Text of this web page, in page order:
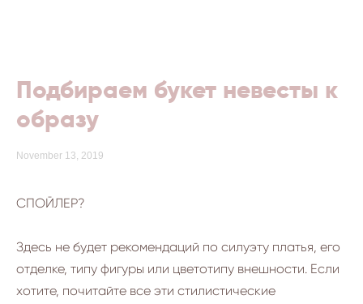
November 13, 2019
Подбираем букет невесты к
образу
СПОЙЛЕР?
Здесь не будет рекомендаций по силуэту платья, его
отделке, типу фигуры или цветотипу внешности. Если
хотите, почитайте все эти стилистические